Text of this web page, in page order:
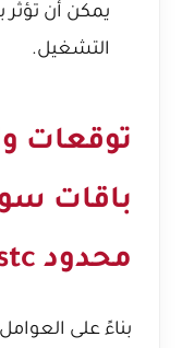
يمكن أن
التشغيل.
توقعات
باقات
محدود stc في 2026
بناءً على